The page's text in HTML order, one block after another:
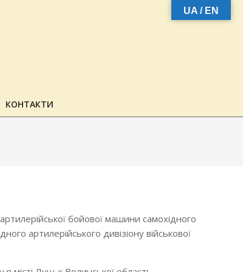
КОНТАКТИ
бойової машини самохідного
артилерійського дивізіону військової
UA / EN